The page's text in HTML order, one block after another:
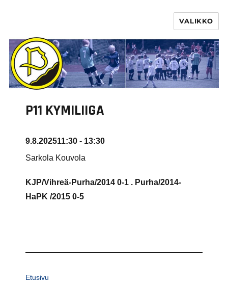
VALIKKO
P11 KYMILIIGA
9.8.202511:30 - 13:30
Sarkola Kouvola
KJP/Vihreä-Purha/2014 0-1 . Purha/2014-
HaPK /2015 0-5
Etusivu